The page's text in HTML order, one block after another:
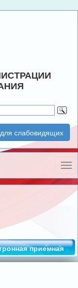
слабовидящих
приемная